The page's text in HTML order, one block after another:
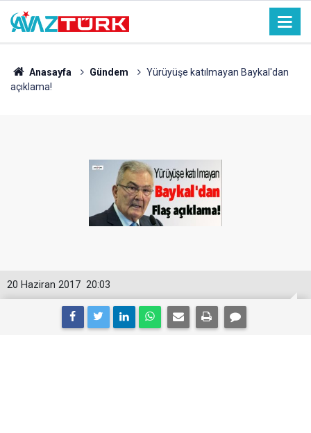
Anasayfa Gündem
Yürüyüşe katılmayan Baykal'dan
açıklama!
20:03
20 Haziran 2017